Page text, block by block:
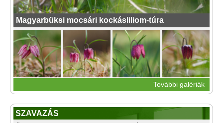
Magyarbüksi mocsári kockásliliom-túra
További galériák
SZAVAZÁS